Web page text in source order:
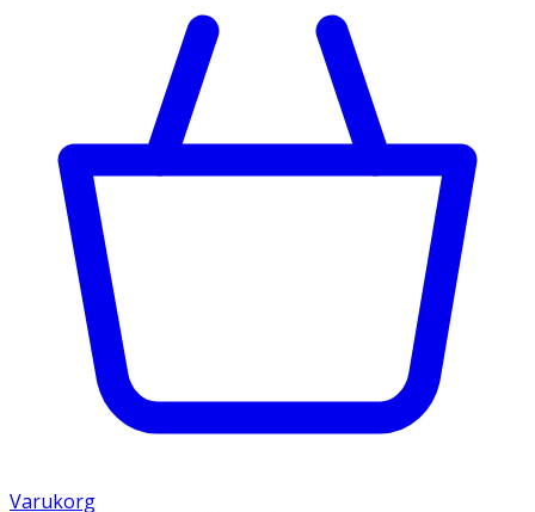
Varukorg